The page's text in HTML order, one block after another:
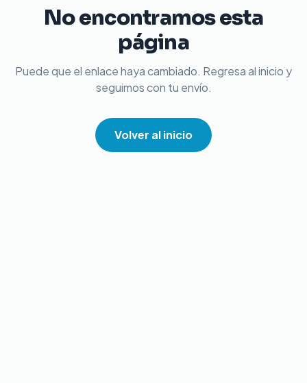
No encontramos esta
página
Puede que el enlace haya cambiado. Regresa al inicio y
seguimos con tu envío.
Volver al inicio